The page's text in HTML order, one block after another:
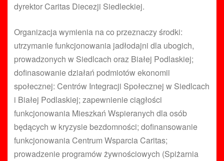
dyrektor Caritas Diecezji Siedleckiej.
Organizacja wymienia na co przeznaczy środki:
utrzymanie funkcjonowania jadłodajni dla ubogich,
prowadzonych w Siedlcach oraz Białej Podlaskiej;
dofinasowanie działań podmiotów ekonomii
społecznej: Centrów Integracji Społecznej w Siedlcach
i Białej Podlaskiej; zapewnienie ciągłości
funkcjonowania Mieszkań Wspieranych dla osób
będących w kryzysie bezdomności; dofinansowanie
funkcjonowania Centrum Wsparcia Caritas;
prowadzenie programów żywnościowych (Spiżarnia